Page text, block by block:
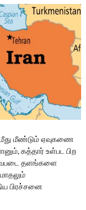
மீண்டும் ஏவுகணை
கத்தார் உள்பட பிற
தளங்களை
பிரச்சனை